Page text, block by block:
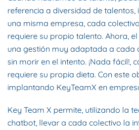
referencia a diversidad de talentos,
una misma empresa, cada
requiere su propio talento. Ahora,
una gestión muy adaptada a cada
sin morir en el intento. ¡Nada fácil!,
requiere su propia dieta. Con este
implantando KeyTeamX en
Key Team X permite, utilizando la
chatbot, llevar a cada colectivo la